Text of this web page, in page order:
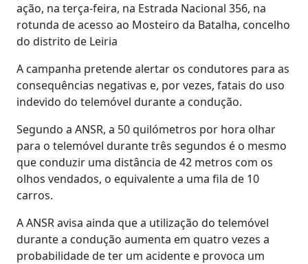
ação, na terça-feira, na Estrada Nacional 356, na
rotunda de acesso ao Mosteiro da Batalha, concelho
do distrito de Leiria
A campanha pretende alertar os condutores para as
consequências negativas e, por vezes, fatais do uso
indevido do telemóvel durante a condução.
Segundo a ANSR, a 50 quilómetros por hora olhar
para o telemóvel durante três segundos é o mesmo
que conduzir uma distância de 42 metros com os
olhos vendados, o equivalente a uma fila de 10
carros.
A ANSR avisa ainda que a utilização do telemóvel
durante a condução aumenta em quatro vezes a
probabilidade de ter um acidente e provoca um